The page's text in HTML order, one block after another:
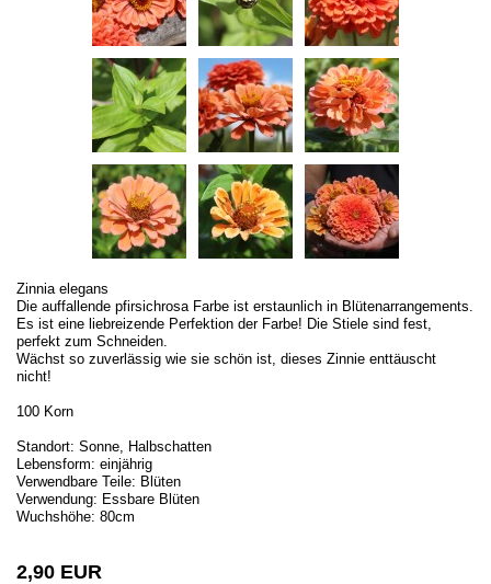
Zinnia elegans
Die auffallende pfirsichrosa Farbe ist erstaunlich in Blütenarrangements.
Es ist eine liebreizende Perfektion der Farbe! Die Stiele sind fest,
perfekt zum Schneiden.
Wächst so zuverlässig wie sie schön ist, dieses Zinnie enttäuscht
nicht!
100 Korn
Standort: Sonne, Halbschatten
Lebensform: einjährig
Verwendbare Teile: Blüten
Verwendung: Essbare Blüten
Wuchshöhe: 80cm
2,90 EUR